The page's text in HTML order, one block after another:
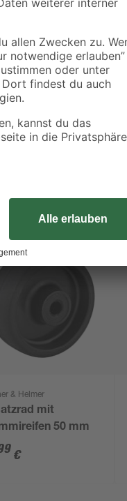
verschiedene
mit einem
und lässt sich
das Rad mit und
& Helmer
mit
50 mm
€